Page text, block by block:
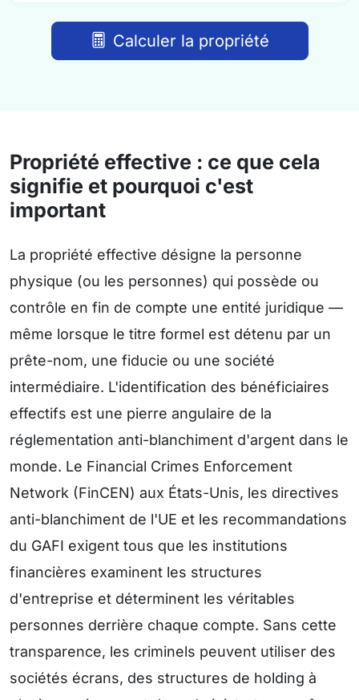
Calculer la propriété
Propriété effective : ce que cela
signifie et pourquoi c'est
important
La propriété effective désigne la personne
physique (ou les personnes) qui possède ou
contrôle en fin de compte une entité juridique —
même lorsque le titre formel est détenu par un
prête-nom, une fiducie ou une société
intermédiaire. L'identification des bénéficiaires
effectifs est une pierre angulaire de la
réglementation anti-blanchiment d'argent dans le
monde. Le Financial Crimes Enforcement
Network (FinCEN) aux États-Unis, les directives
anti-blanchiment de l'UE et les recommandations
du GAFI exigent tous que les institutions
financières examinent les structures
d'entreprise et déterminent les véritables
personnes derrière chaque compte. Sans cette
transparence, les criminels peuvent utiliser des
sociétés écrans, des structures de holding à